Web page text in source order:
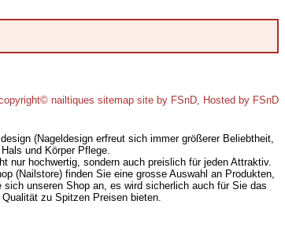
nailtiques sitemap site by FSnD, Hosted by FSnD
(Nageldesign erfreut sich immer größerer Beliebtheit,
und Körper Pflege.
nur hochwertig, sondern auch preislich für jeden Attraktiv.
(Nailstore) finden Sie eine grosse Auswahl an Produkten,
unseren Shop an, es wird sicherlich auch für Sie das
zu Spitzen Preisen bieten.